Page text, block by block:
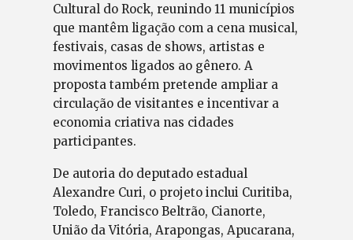
Cultural do Rock, reunindo 11 municípios
que mantêm ligação com a cena musical,
festivais, casas de shows, artistas e
movimentos ligados ao gênero. A
proposta também pretende ampliar a
circulação de visitantes e incentivar a
economia criativa nas cidades
participantes.
De autoria do deputado estadual
Alexandre Curi, o projeto inclui Curitiba,
Toledo, Francisco Beltrão, Cianorte,
União da Vitória, Arapongas, Apucarana,